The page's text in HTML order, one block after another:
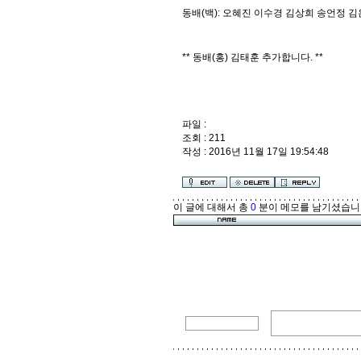
동배(백): 오혜진 이수경 김상희 송언정
** 동배(홍) 김태훈 추가합니다. **
파일 :
조회 : 211
작성 : 2016년 11월 17일 19:54:48
이 글에 대해서 총 0 분이 메모를 남기셨습